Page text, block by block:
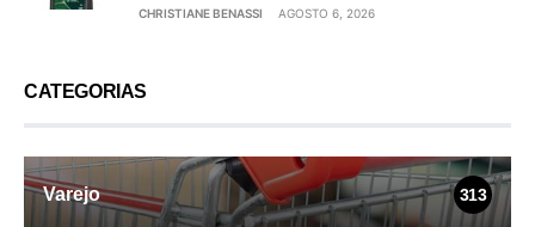
CHRISTIANE BENASSI AGOSTO 6, 2026
CATEGORIAS
Varejo 313